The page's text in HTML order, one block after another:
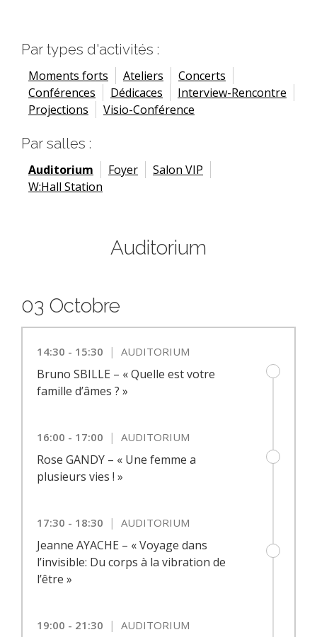
Par types d'activités :
Moments forts Ateliers
Concerts
Conférences
Dédicaces
Interview-Rencontre
Projections
Visio-Conférence
Par salles :
Auditorium Foyer
Salon VIP
W:Hall Station
Auditorium
03 Octobre
14:30 - 15:30 | AUDITORIUM
Bruno SBILLE – « Quelle est votre
famille d’âmes ? »
16:00 - 17:00 | AUDITORIUM
Rose GANDY – « Une femme a
plusieurs vies ! »
17:30 - 18:30 | AUDITORIUM
Jeanne AYACHE – « Voyage dans
l’invisible: Du corps à la vibration de
l’être »
19:00 - 21:30 | AUDITORIUM